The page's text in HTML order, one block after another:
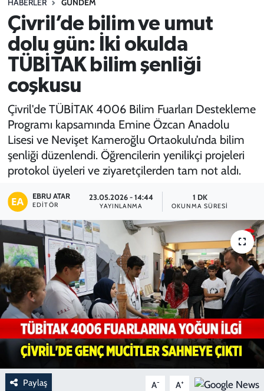
HABERLER GÜNDEM
Çivril’de bilim ve umut
dolu gün: İki okulda
TÜBİTAK bilim şenliği
coşkusu
Çivril'de TÜBİTAK 4006 Bilim Fuarları Destekleme
Programı kapsamında Emine Özcan Anadolu
Lisesi ve Nevişet Kameroğlu Ortaokulu’nda bilim
şenliği düzenlendi. Öğrencilerin yenilikçi projeleri
protokol üyeleri ve ziyaretçilerden tam not aldı.
EBRU ATAR
EDITÖR
23.05.2026 - 14:44
YAYINLANMA
1 DK
OKUNMA SÜRESI
Paylaş A- A+
SPOR
TEKNOLOJİ
YAŞAM